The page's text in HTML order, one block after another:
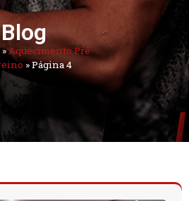
Blog
»Aquecimento Pré
»Página 4